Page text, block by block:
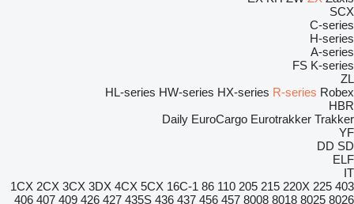
SCX
C-series
H-series
A-series
FS K-series
ZL
HL-series HW-series HX-series R-series Robex
HBR
Daily EuroCargo Eurotrakker Trakker
YF
DD SD
ELF
IT
1CX 2CX 3CX 3DX 4CX 5CX 16C-1 86 110 205 215 220X 225 403
406 407 409 426 427 435S 436 437 456 457 8008 8018 8025 8026